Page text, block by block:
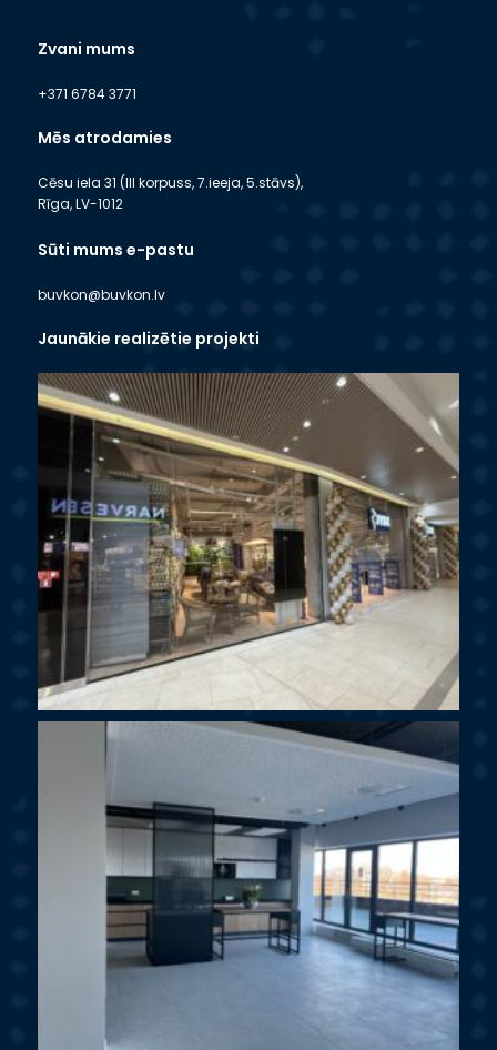
Zvani mums
+371 6784 3771
Mēs atrodamies
Cēsu iela 31 (III korpuss, 7.ieeja, 5.stāvs),
Rīga, LV-1012
Sūti mums e-pastu
buvkon@buvkon.lv
Jaunākie realizētie projekti